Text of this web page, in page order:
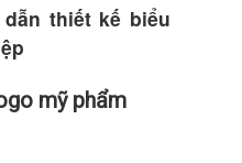
thiết kế biểu
mỹ phẩm